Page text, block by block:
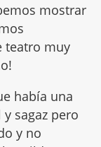
mostrar
teatro muy
había una
sagaz pero
y no